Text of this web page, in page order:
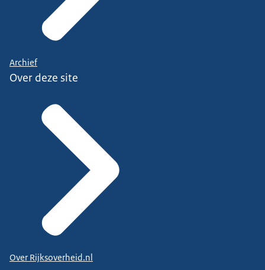
Archief
Over deze site
Over Rijksoverheid.nl